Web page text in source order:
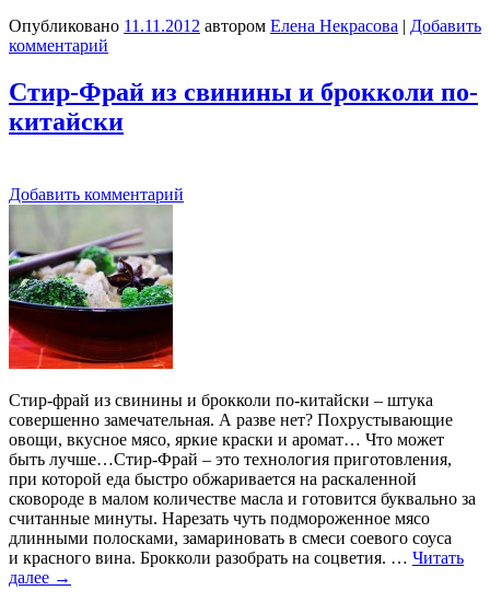
Опубликовано 11.11.2012 автором Елена Некрасова | Добавить
комментарий
Стир-Фрай из свинины и брокколи по-
китайски
Добавить комментарий
Стир-фрай из свинины и брокколи по-китайски – штука
совершенно замечательная. А разве нет? Похрустывающие
овощи, вкусное мясо, яркие краски и аромат… Что может
быть лучше…Стир-Фрай – это технология приготовления,
при которой еда быстро обжаривается на раскаленной
сковороде в малом количестве масла и готовится буквально за
считанные минуты. Нарезать чуть подмороженное мясо
длинными полосками, замариновать в смеси соевого соуса
и красного вина. Брокколи разобрать на соцветия. … Читать
далее →